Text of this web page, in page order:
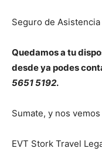
Seguro de
Quedamos a tu
desde ya podes
5651 5192.
Sumate, y nos
EVT Stork Travel